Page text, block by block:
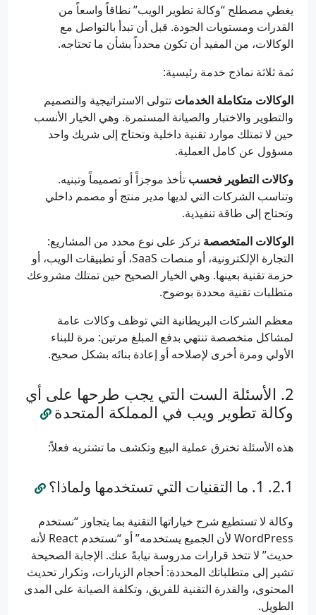
يغطي مصطلح “وكالة تطوير الويب” نطاقاً واسعاً من
القدرات ومستويات الجودة. قبل أن تبدأ بالتواصل مع
الوكالات، من المفيد أن تكون محدداً بشأن ما تحتاجه.
ثمة ثلاثة نماذج خدمة رئيسية:
الوكالات متكاملة الخدمات تتولى الاستراتيجية والتصميم
والتطوير والاختبار والصيانة المستمرة. وهي الخيار الأنسب
حين لا تمتلك موارد تقنية داخلية وتحتاج إلى شريك واحد
مسؤول عن كامل العملية.
وكالات التطوير فحسب تأخذ موجزاً أو تصميماً وتبنيه.
وتناسب الشركات التي لديها مدير منتج أو مصمم داخلي
وتحتاج إلى طاقة تنفيذية.
الوكالات المتخصصة تركز على نوع محدد من المشاريع:
التجارة الإلكترونية، أو منصات SaaS، أو تطبيقات الويب، أو
حزمة تقنية بعينها. وهي الخيار الصحيح حين تمتلك مشروعك
متطلبات تقنية محددة بوضوح.
معظم الشركات البريطانية التي توظف وكالات عامة
لمشاكل متخصصة تنتهي بدفع المبلغ مرتين: مرة للبناء
الأولي ومرة أخرى لإصلاحه أو إعادة بنائه بشكل صحيح.
الأسئلة الست التي يجب طرحها على أي
وكالة تطوير ويب في المملكة المتحدة
هذه الأسئلة تخترق عملية البيع وتكشف ما تشتريه فعلاً:
1. ما التقنيات التي تستخدمها ولماذا؟
وكالة لا تستطيع شرح خياراتها التقنية بما يتجاوز “نستخدم
WordPress لأن الجميع يستخدمه” أو “نستخدم React لأنه
حديث” لا تتخذ قرارات مدروسة نيابةً عنك. الإجابة الصحيحة
تشير إلى متطلباتك المحددة: أحجام الزيارات، وتكرار تحديث
المحتوى، والقدرة التقنية للفريق، وتكلفة الصيانة على المدى
الطويل.